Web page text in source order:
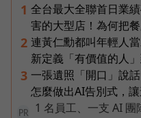
1 全台最大全聯首日業
害的大型店！為何把
2 連黃仁勳都叫年輕人
新定義「有價值的人
3 一張遺照「開口」說
怎麼做出AI告別式，
PR
1 名員工、一支 AI